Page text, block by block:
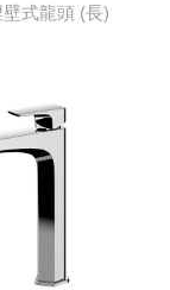
式龍頭 (長)